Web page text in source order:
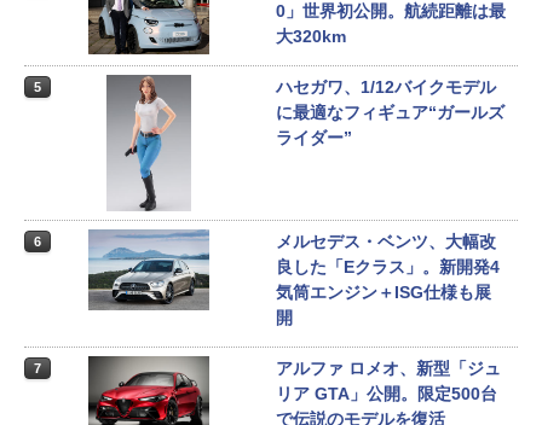
0」世界初公開。航続距離は最
大320km
5
ハセガワ、1/12バイクモデル
に最適なフィギュア“ガールズ
ライダー”
6
メルセデス・ベンツ、大幅改
良した「Eクラス」。新開発4
気筒エンジン＋ISG仕様も展
開
7
アルファ ロメオ、新型「ジュ
リア GTA」公開。限定500台
で伝説のモデルを復活